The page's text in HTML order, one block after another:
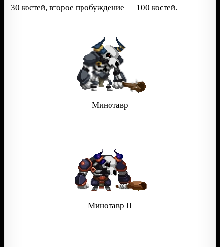
30 костей, второе пробуждение — 100 костей.
Минотавр
Минотавр II